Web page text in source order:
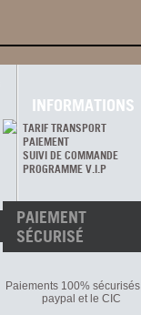
INFORMATIONS
TARIF TRANSPORT
PAIEMENT
SUIVI DE COMMANDE
PROGRAMME V.I.P
PAIEMENT
SÉCURISÉ
Paiements 100%
paypal et le CIC